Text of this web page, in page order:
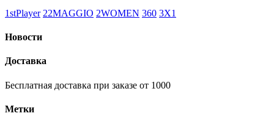
1stPlayer 22MAGGIO 2WOMEN 360 3X1
Новости
Доставка
Бесплатная доставка при заказе от 1000
Метки